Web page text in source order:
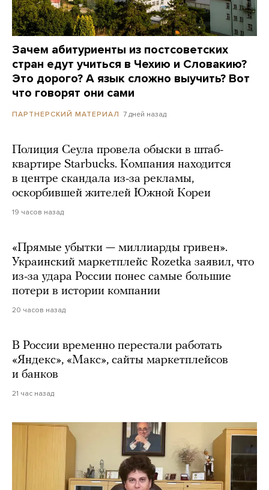
Зачем абитуриенты из постсоветских
стран едут учиться в Чехию и Словакию?
Это дорого? А язык сложно выучить? Вот
что говорят они сами
ПАРТНЕРСКИЙ МАТЕРИАЛ 7 дней назад
Полиция Сеула провела обыски в штаб-
квартире Starbucks. Компания находится
в центре скандала из-за рекламы,
оскорбившей жителей Южной Кореи
19 часов назад
«Прямые убытки — миллиарды гривен».
Украинский маркетплейс Rozetka заявил, что
из-за удара России понес самые большие
потери в истории компании
20 часов назад
В России временно перестали работать
«Яндекс», «Макс», сайты маркетплейсов
и банков
21 час назад